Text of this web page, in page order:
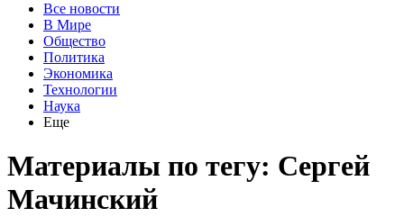
Все новости
В Мире
Общество
Политика
Экономика
Технологии
Наука
Еще
Материалы по тегу: Сергей
Мачинский